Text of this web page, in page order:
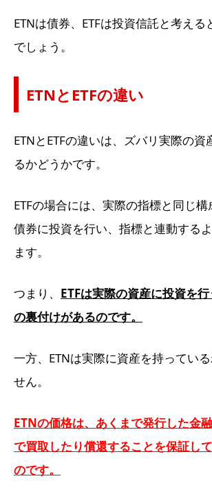
ETNは債券、ETFは投資信託と考える
でしょう。
ETNとETFの違い
ETNとETFの違いは、ズバリ実際の資
るかどうかです。
ETFの場合には、実際の指標と同じ
債券に投資を行い、指標と連動する
ます。
つまり、 ETFは実際の資産に投資を
の裏付けがあるのです。
一方、ETNは実際に資産を持ってい
せん。
ETNの価格は、あくまで発行した金
で買取したり償還することを保証し
のです。